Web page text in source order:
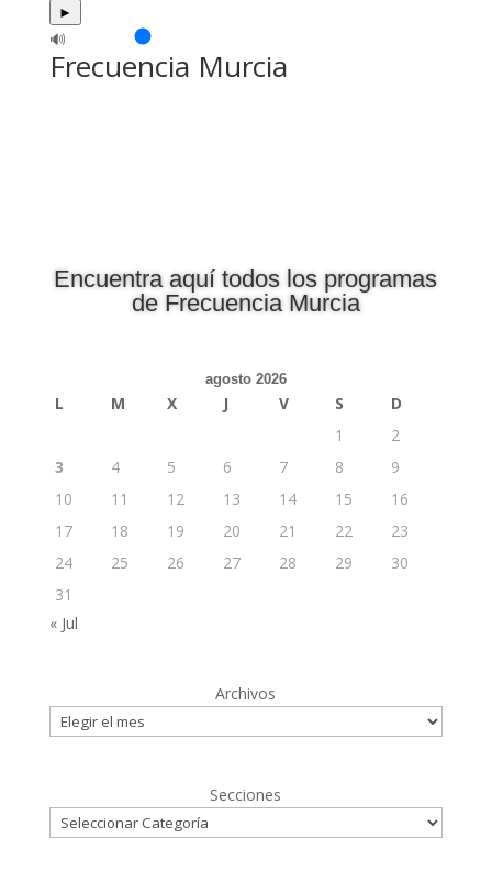
►
🔊
Frecuencia Murcia
Encuentra aquí todos los programas
de Frecuencia Murcia
agosto 2026
L M X J V S
D
1
2
3
4 5 6 7 8
9
10
11 12 13 14 15
16
17
18 19 20 21 22
23
24
25 26 27 28 29
30
31
« Jul
Archivos
Secciones